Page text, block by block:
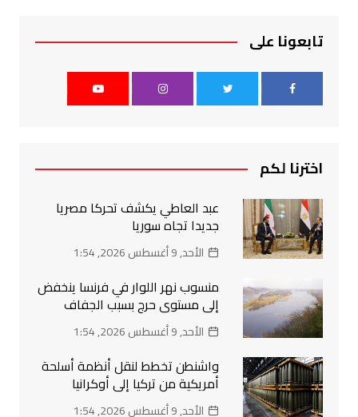
تابعونا على
اخترنا لكم
عبد العاطي يكشف تحركا مصريا
جديدا تجاه سوريا
الأحد, 9 أغسطس 2026, 1:54
منسوب نهر اللوار في فرنسا ينخفض
إلى مستوى حرج بسبب الجفاف
الأحد, 9 أغسطس 2026, 1:54
واشنطن تخطط لنقل أنظمة أسلحة
أمريكية من تركيا إلى أوكرانيا
الأحد, 9 أغسطس 2026, 1:54